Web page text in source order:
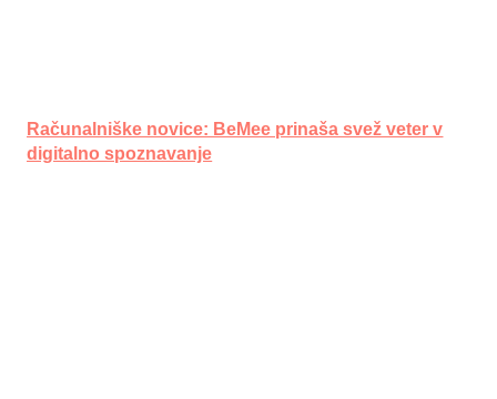
Računalniške novice: BeMee prinaša svež veter v
digitalno spoznavanje